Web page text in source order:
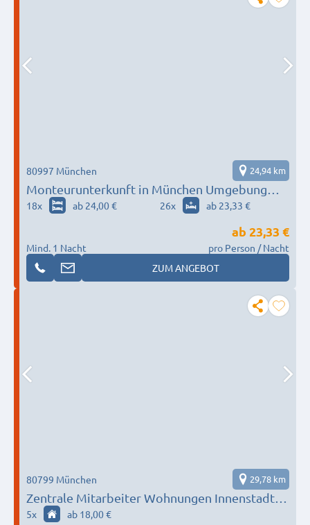
Monteurunterkunft in München Umgebung
nach Wunsch / Bedürfnis
80997 München 24,94 km
18x ab 24,00 € 26x ab 23,33 €
Mind. 1 Nacht
ab 23,33 €
pro Person / Nacht
ZUM ANGEBOT
Zentrale Mitarbeiter Wohnungen Innenstadt
München // Creativ Wohnen
80799 München 29,78 km
5x ab 18,00 €